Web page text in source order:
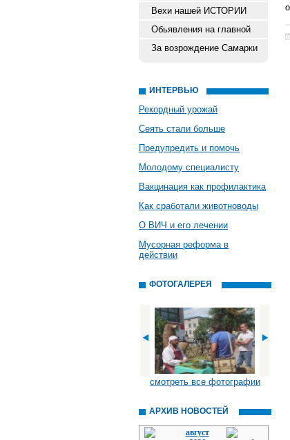
Вехи нашей ИСТОРИИ
Обьявления на главной
За возрождение Самарки
ИНТЕРВЬЮ
Рекордный урожай
Сеять стали больше
Предупредить и помочь
Молодому специалисту
Вакцинация как профилактика
Как сработали животноводы
О ВИЧ и его лечении
Мусорная реформа в
действии
ФОТОГАЛЕРЕЯ
смотреть все фотографии
АРХИВ НОВОСТЕЙ
август